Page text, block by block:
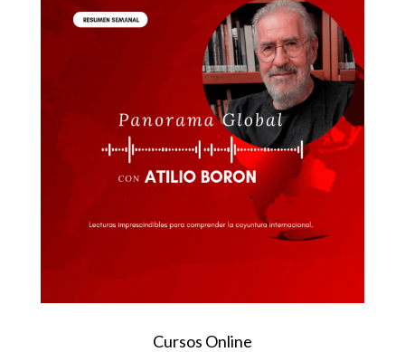
Cursos Online